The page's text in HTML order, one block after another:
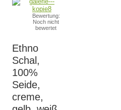
Bewertung:
Noch nicht
bewertet
Ethno
Schal,
100%
Seide,
creme,